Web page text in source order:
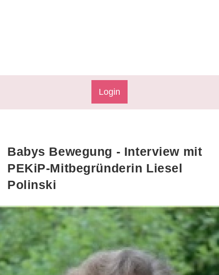
Login
Babys Bewegung - Interview mit
PEKiP-Mitbegründerin Liesel
Polinski